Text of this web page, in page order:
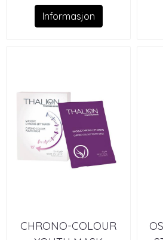
Informasjon
CHRONO-COLOUR